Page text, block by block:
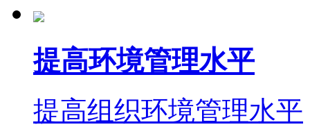
提高环境管理水平
提高组织环境管理水平